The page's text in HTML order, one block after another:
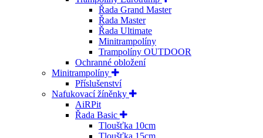
Řada Grand Master
Řada Master
Řada Ultimate
Minitrampolíny
Trampolíny OUTDOOR
Ochranné obložení
Minitrampolíny
Příslušenství
Nafukovací žíněnky
AiRPit
Řada Basic
Tloušťka 10cm